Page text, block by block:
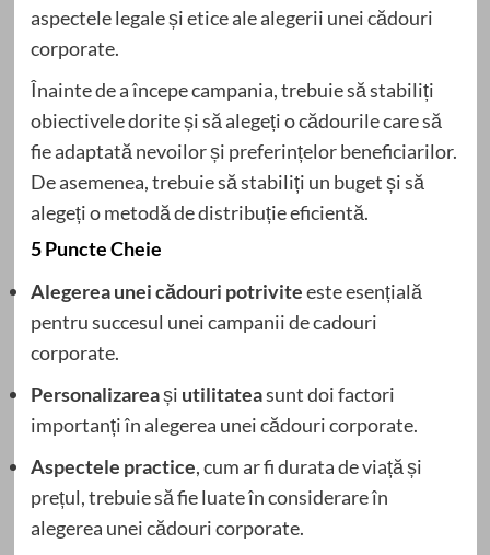
aspectele legale și etice ale alegerii unei cădouri
corporate.
Înainte de a începe campania, trebuie să stabiliți
obiectivele dorite și să alegeți o cădourile care să
fie adaptată nevoilor și preferințelor beneficiarilor.
De asemenea, trebuie să stabiliți un buget și să
alegeți o metodă de distribuție eficientă.
5 Puncte Cheie
Alegerea unei cădouri potriviteeste esențială
pentru succesul unei campanii de cadouri
corporate.
Personalizareași utilitateasunt doi factori
importanți în alegerea unei cădouri corporate.
Aspectele practice, cum ar fi durata de viață și
prețul, trebuie să fie luate în considerare în
alegerea unei cădouri corporate.